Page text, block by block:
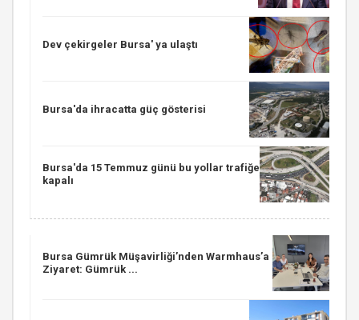
Dev çekirgeler Bursa' ya ulaştı
Bursa'da ihracatta güç gösterisi
Bursa'da 15 Temmuz günü bu yollar trafiğe
kapalı
Bursa Gümrük Müşavirliği’nden Warmhaus’a
Ziyaret: Gümrük ...